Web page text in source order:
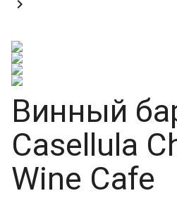

Винный
Casellula
Wine Cafe